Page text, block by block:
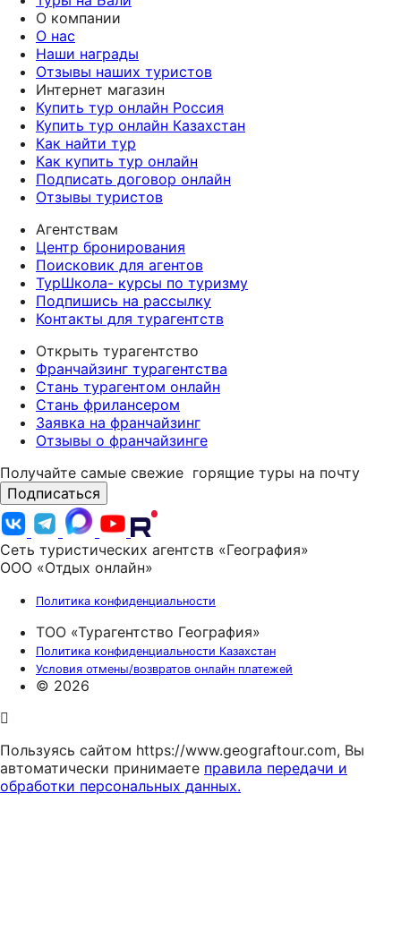
О компании
О нас
Наши награды
Отзывы наших туристов
Интернет магазин
Купить тур онлайн Россия
Купить тур онлайн Казахстан
Как найти тур
Как купить тур онлайн
Подписать договор онлайн
Отзывы туристов
Агентствам
Центр бронирования
Поисковик для агентов
ТурШкола- курсы по туризму
Подпишись на рассылку
Контакты для турагентств
Открыть турагентство
Франчайзинг турагентства
Стань турагентом онлайн
Стань фрилансером
Заявка на франчайзинг
Отзывы о франчайзинге
Получайте самые свежие горящие туры на почту
Подписаться
Сеть туристических агентств «География»
ООО «Отдых онлайн»
Политика конфиденциальности
ТОО «Турагентство География»
Политика конфиденциальности Казахстан
Условия отмены/возвратов онлайн платежей
© 2026
Пользуясь сайтом https://www.geograftour.com, Вы
автоматически принимаете правила передачи и
обработки персональных данных.